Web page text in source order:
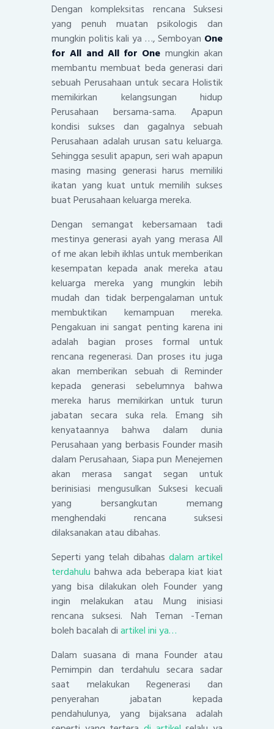
Dengan kompleksitas rencana Suksesi
yang penuh muatan psikologis dan
mungkin politis kali ya …, Semboyan One
for All and All for One mungkin akan
membantu membuat beda generasi dari
sebuah Perusahaan untuk secara Holistik
memikirkan kelangsungan hidup
Perusahaan bersama-sama. Apapun
kondisi sukses dan gagalnya sebuah
Perusahaan adalah urusan satu keluarga.
Sehingga sesulit apapun, seri wah apapun
masing masing generasi harus memiliki
ikatan yang kuat untuk memilih sukses
buat Perusahaan keluarga mereka.
Dengan semangat kebersamaan tadi
mestinya generasi ayah yang merasa All
of me akan lebih ikhlas untuk memberikan
kesempatan kepada anak mereka atau
keluarga mereka yang mungkin lebih
mudah dan tidak berpengalaman untuk
membuktikan kemampuan mereka.
Pengakuan ini sangat penting karena ini
adalah bagian proses formal untuk
rencana regenerasi. Dan proses itu juga
akan memberikan sebuah di Reminder
kepada generasi sebelumnya bahwa
mereka harus memikirkan untuk turun
jabatan secara suka rela. Emang sih
kenyataannya bahwa dalam dunia
Perusahaan yang berbasis Founder masih
dalam Perusahaan, Siapa pun Menejemen
akan merasa sangat segan untuk
berinisiasi mengusulkan Suksesi kecuali
yang bersangkutan memang
menghendaki rencana suksesi
dilaksanakan atau dibahas.
Seperti yang telah dibahas dalam artikel
terdahulu bahwa ada beberapa kiat kiat
yang bisa dilakukan oleh Founder yang
ingin melakukan atau Mung inisiasi
rencana suksesi. Nah Teman -Teman
boleh bacalah diartikel ini ya…
Dalam suasana di mana Founder atau
Pemimpin dan terdahulu secara sadar
saat melakukan Regenerasi dan
penyerahan jabatan kepada
pendahulunya, yang bijaksana adalah